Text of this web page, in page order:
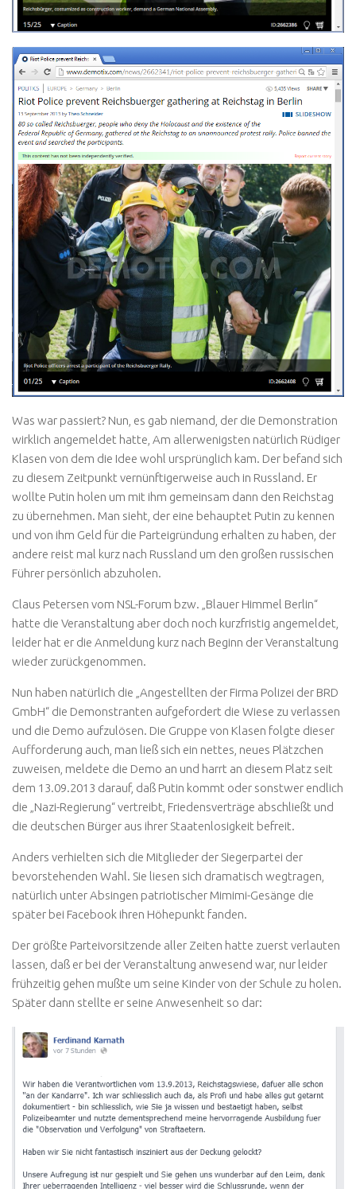
Was war passiert? Nun, es gab niemand, der die Demonstration
wirklich angemeldet hatte, Am allerwenigsten natürlich Rüdiger
Klasen von dem die Idee wohl ursprünglich kam. Der befand sich
zu diesem Zeitpunkt vernünftigerweise auch in Russland. Er
wollte Putin holen um mit ihm gemeinsam dann den Reichstag
zu übernehmen. Man sieht, der eine behauptet Putin zu kennen
und von ihm Geld für die Parteigründung erhalten zu haben, der
andere reist mal kurz nach Russland um den großen russischen
Führer persönlich abzuholen.
Claus Petersen vom NSL-Forum bzw. „Blauer Himmel Berlin“
hatte die Veranstaltung aber doch noch kurzfristig angemeldet,
leider hat er die Anmeldung kurz nach Beginn der Veranstaltung
wieder zurückgenommen.
Nun haben natürlich die „Angestellten der Firma Polizei der BRD
GmbH“ die Demonstranten aufgefordert die Wiese zu verlassen
und die Demo aufzulösen. Die Gruppe von Klasen folgte dieser
Aufforderung auch, man ließ sich ein nettes, neues Plätzchen
zuweisen, meldete die Demo an und harrt an diesem Platz seit
dem 13.09.2013 darauf, daß Putin kommt oder sonstwer endlich
die „Nazi-Regierung“ vertreibt, Friedensverträge abschließt und
die deutschen Bürger aus ihrer Staatenlosigkeit befreit.
Anders verhielten sich die Mitglieder der Siegerpartei der
bevorstehenden Wahl. Sie liesen sich dramatisch wegtragen,
natürlich unter Absingen patriotischer Mimimi-Gesänge die
später bei Facebook ihren Höhepunkt fanden.
Der größte Parteivorsitzende aller Zeiten hatte zuerst verlauten
lassen, daß er bei der Veranstaltung anwesend war, nur leider
frühzeitig gehen mußte um seine Kinder von der Schule zu holen.
Später dann stellte er seine Anwesenheit so dar: